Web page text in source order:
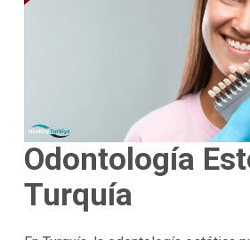
Odontología
Turquía